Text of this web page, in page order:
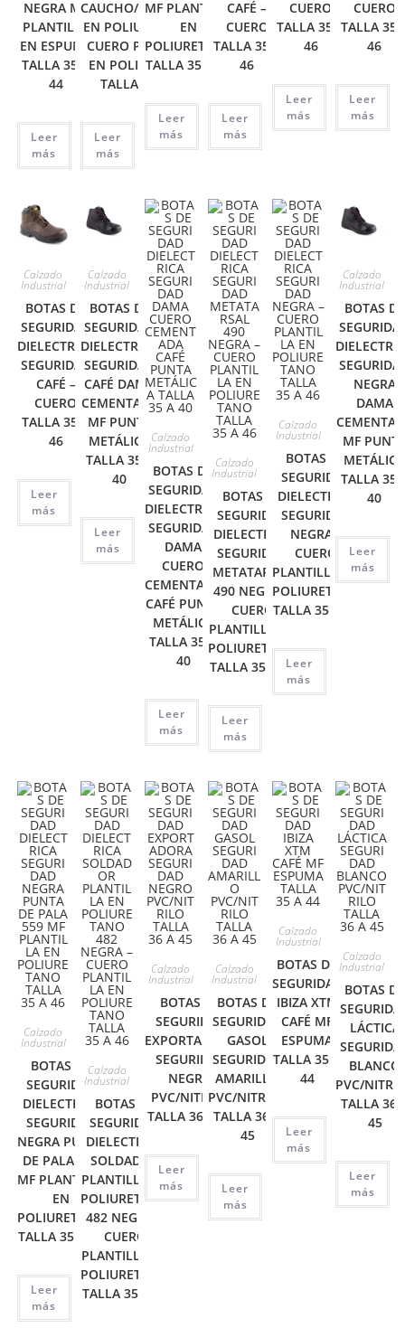
NEGRA MF
PLANTILLA
EN ESPUMA
TALLA 35 A
44
Leer
más
CAUCHO/PLANTILLA
EN POLIURETANO –
CUERO PLANTILLA
EN POLIURETANO
TALLA 34 A 47
Leer
más
MF PLANTILLA
EN
POLIURETANO
TALLA 35 A 46
Leer
más
CAFÉ –
CUERO
TALLA 35 A
46
Leer
más
CUERO
TALLA 35 A
46
Leer
más
CUERO
TALLA 35
46
Leer
más
Calzado
Industrial
BOTAS DE
SEGURIDAD
DIELECTRICA
SEGURIDAD
CAFÉ –
CUERO
TALLA 35 A
46
Leer
más
Calzado
Industrial
BOTAS DE
SEGURIDAD
DIELECTRICA
SEGURIDAD
CAFÉ DAMA
CEMENTADA
MF PUNTA
METÁLICA
TALLA 35 A
40
Leer
más
Calzado
Industrial
BOTAS DE
SEGURIDAD
DIELECTRICA
SEGURIDAD
DAMA
CUERO
CEMENTADA
CAFÉ PUNTA
METÁLICA
TALLA 35 A
40
Leer
más
Calzado
Industrial
BOTAS DE
SEGURIDAD
DIELECTRICA
SEGURIDAD
METATARSAL
490 NEGRA –
CUERO
PLANTILLA EN
POLIURETANO
TALLA 35 A 46
Leer
más
Calzado
Industrial
BOTAS DE
SEGURIDAD
DIELECTRICA
SEGURIDAD
NEGRA –
CUERO
PLANTILLA EN
POLIURETANO
TALLA 35 A 46
Leer
más
Calzado
Industrial
BOTAS DE
NEGRA
DAMA
MF
METÁLICA
TALLA 35
40
Leer
más
Calzado
Industrial
BOTAS DE
SEGURIDAD
DIELECTRICA
SEGURIDAD
NEGRA PUNTA
DE PALA 559
MF PLANTILLA
EN
POLIURETANO
TALLA 35 A 46
Leer
más
Calzado
Industrial
BOTAS DE
SEGURIDAD
DIELECTRICA
SOLDADOR
PLANTILLA EN
POLIURETANO
482 NEGRA –
CUERO
PLANTILLA EN
POLIURETANO
TALLA 35 A 46
Calzado
Industrial
BOTAS DE
SEGURIDAD
EXPORTADORA
SEGURIDAD
NEGRO
PVC/NITRILO
TALLA 36 A 45
Leer
más
Calzado
Industrial
BOTAS DE
SEGURIDAD
GASOL
SEGURIDAD
AMARILLO
PVC/NITRILO
TALLA 36 A
45
Leer
más
Calzado
Industrial
BOTAS DE
SEGURIDAD
IBIZA XTM
CAFÉ MF
ESPUMA
TALLA 35 A
44
Leer
más
Calzado
Industrial
BOTAS DE
LÁCTICA
BLANCO
PVC/
TALLA 36
45
Leer
más